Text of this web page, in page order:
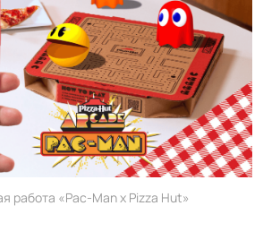
работа «Pac-Man x Pizza Hut»